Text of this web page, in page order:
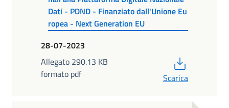
Dati - PDND - Finanziato dall'Unione Eu
ropea - Next Generation EU
28-07-2023
Allegato 290.13 KB
formato pdf
Scarica